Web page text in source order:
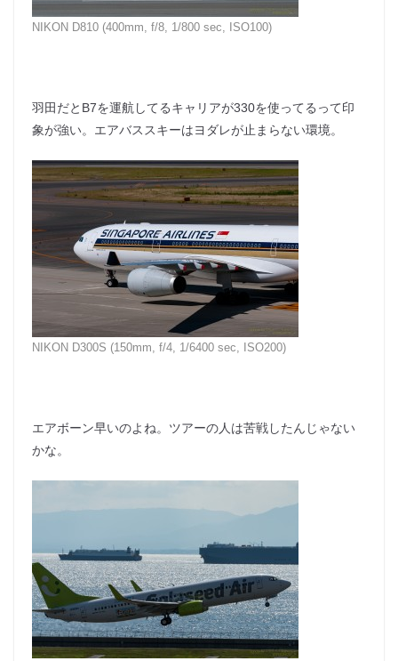
NIKON D810 (400mm, f/8, 1/800 sec, ISO100)
羽田だとB7を運航してるキャリアが330を使ってるって印
象が強い。エアバススキーはヨダレが止まらない環境。
NIKON D300S (150mm, f/4, 1/6400 sec, ISO200)
エアボーン早いのよね。ツアーの人は苦戦したんじゃない
かな。